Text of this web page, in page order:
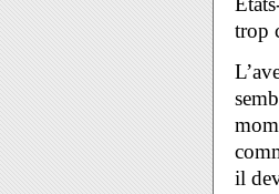
trop
il